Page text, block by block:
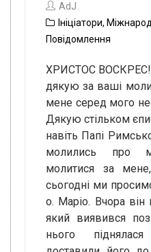
AdJ
Ініціатори,
Повідомлення
ХРИСТОС ВОСКРЕС!
дякую за ваші
мене серед мого
Дякую стільком
навіть Папі
молились про
молитися за
сьогодні ми
о. Маріо. Вчора він
який виявився
нього